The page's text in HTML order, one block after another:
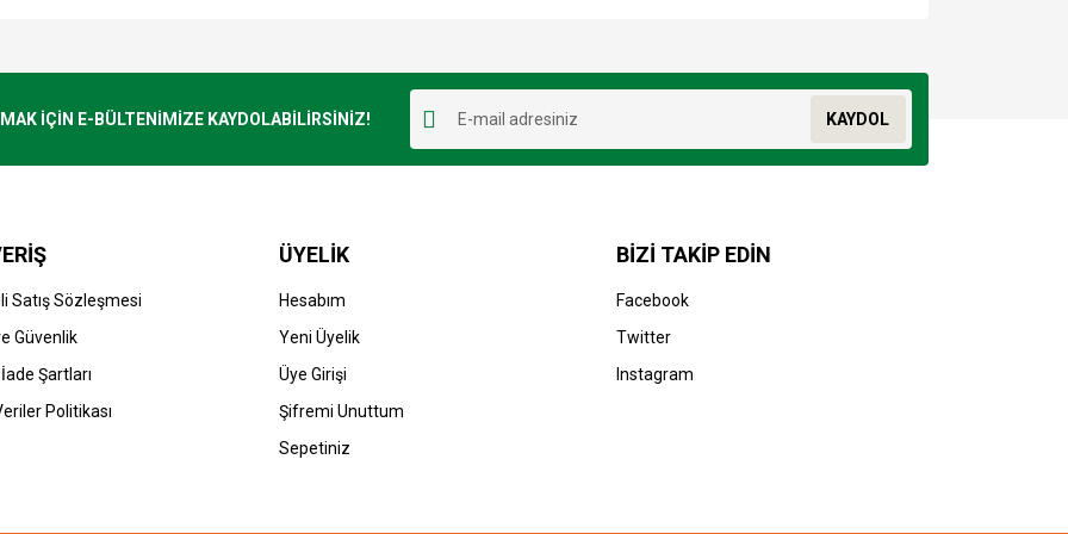
Gönder
İÇİN E-BÜLTENİMİZE KAYDOLABİLİRSİNİZ! KAYDOL
Satış Sözleşmesi
Güvenlik
Şartları
Politikası
ÜYELİK
Hesabım
Yeni Üyelik
Üye Girişi
Şifremi Unuttum
Sepetiniz
BİZİ TAKİP EDİN
Facebook
Twitter
Instagram